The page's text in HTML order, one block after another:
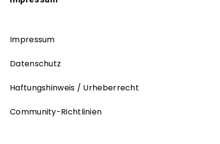
Impressum
Datenschutz
Haftungshinweis / Urheberrecht
Community-Richtlinien